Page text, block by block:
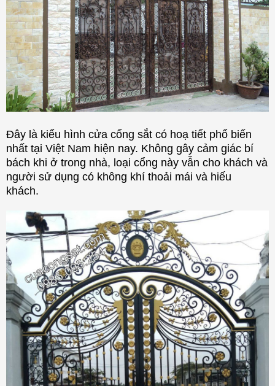
Đây là kiểu hình cửa cổng sắt có hoạ tiết phổ biến
nhất tại Việt Nam hiện nay. Không gây cảm giác bí
bách khi ở trong nhà, loại cổng này vẫn cho khách và
người sử dụng có không khí thoải mái và hiếu
khách.